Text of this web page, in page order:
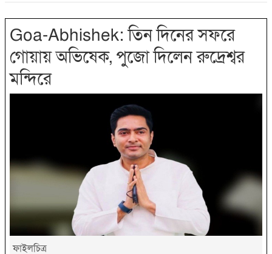
Goa-Abhishek: তিন দিনের সফরে
গোয়ায় অভিষেক, পুজো দিলেন রুদ্রেশ্বর
মন্দিরে
ফাইলচিত্র